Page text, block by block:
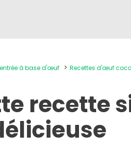
à base d'œuf
Recettes d'œuf
recette